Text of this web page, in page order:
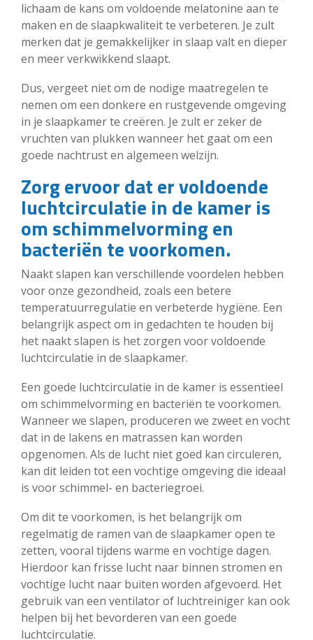
lichaam de kans om voldoende melatonine aan te
maken en de slaapkwaliteit te verbeteren. Je zult
merken dat je gemakkelijker in slaap valt en dieper
en meer verkwikkend slaapt.
Dus, vergeet niet om de nodige maatregelen te
nemen om een donkere en rustgevende omgeving
in je slaapkamer te creëren. Je zult er zeker de
vruchten van plukken wanneer het gaat om een
goede nachtrust en algemeen welzijn.
Zorg ervoor dat er voldoende
luchtcirculatie in de kamer is
om schimmelvorming en
bacteriën te voorkomen.
Naakt slapen kan verschillende voordelen hebben
voor onze gezondheid, zoals een betere
temperatuurregulatie en verbeterde hygiëne. Een
belangrijk aspect om in gedachten te houden bij
het naakt slapen is het zorgen voor voldoende
luchtcirculatie in de slaapkamer.
Een goede luchtcirculatie in de kamer is essentieel
om schimmelvorming en bacteriën te voorkomen.
Wanneer we slapen, produceren we zweet en vocht
dat in de lakens en matrassen kan worden
opgenomen. Als de lucht niet goed kan circuleren,
kan dit leiden tot een vochtige omgeving die ideaal
is voor schimmel- en bacteriegroei.
Om dit te voorkomen, is het belangrijk om
regelmatig de ramen van de slaapkamer open te
zetten, vooral tijdens warme en vochtige dagen.
Hierdoor kan frisse lucht naar binnen stromen en
vochtige lucht naar buiten worden afgevoerd. Het
gebruik van een ventilator of luchtreiniger kan ook
helpen bij het bevorderen van een goede
luchtcirculatie.